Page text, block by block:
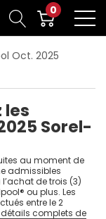
0
Oct. 2025
les
Sorel-
au moment de
admissibles
de trois (3)
ou plus. Les
entre le 2
détails complets de